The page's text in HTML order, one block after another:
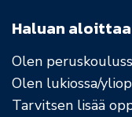
Haluan
Olen
Olen lukiossa/
Tarvitsen lisää